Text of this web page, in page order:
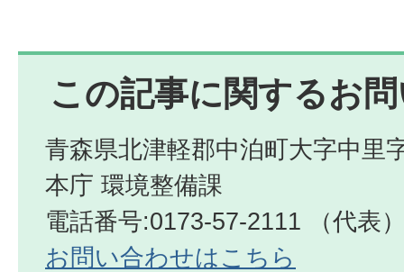
この記事に関するお
青森県北津軽郡中泊町大字中里
本庁 環境整備課
電話番号:0173-57-2111 （代表
お問い合わせはこちら